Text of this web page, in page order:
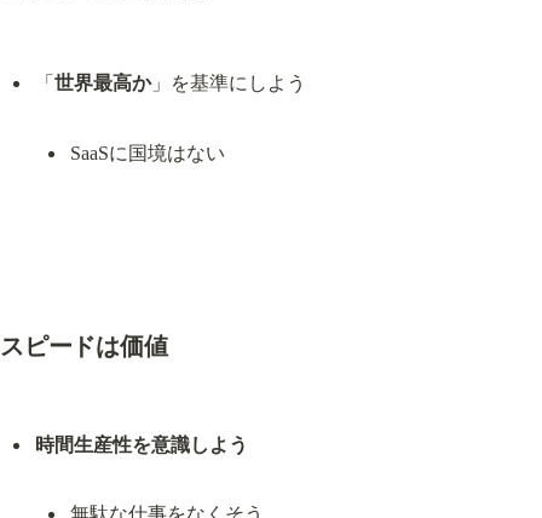
「 世界最高か
SaaSに国境はない
スピードは価値
時間生産性を意識しよう